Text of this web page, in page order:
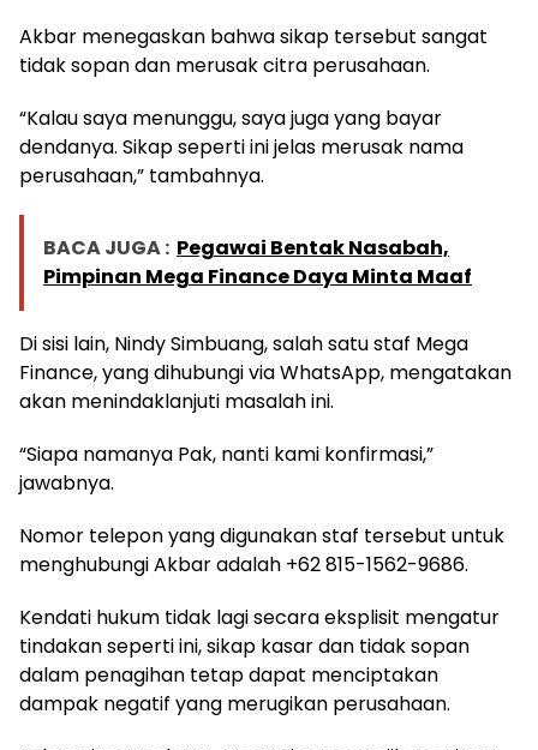
Akbar menegaskan bahwa sikap tersebut sangat
tidak sopan dan merusak citra perusahaan.
“Kalau saya menunggu, saya juga yang bayar
dendanya. Sikap seperti ini jelas merusak nama
perusahaan,” tambahnya.
BACA JUGA : Pegawai Bentak Nasabah,
Pimpinan Mega Finance Daya Minta Maaf
Di sisi lain, Nindy Simbuang, salah satu staf Mega
Finance, yang dihubungi via WhatsApp, mengatakan
akan menindaklanjuti masalah ini.
“Siapa namanya Pak, nanti kami konfirmasi,”
jawabnya.
Nomor telepon yang digunakan staf tersebut untuk
menghubungi Akbar adalah +62 815-1562-9686.
Kendati hukum tidak lagi secara eksplisit mengatur
tindakan seperti ini, sikap kasar dan tidak sopan
dalam penagihan tetap dapat menciptakan
dampak negatif yang merugikan perusahaan.